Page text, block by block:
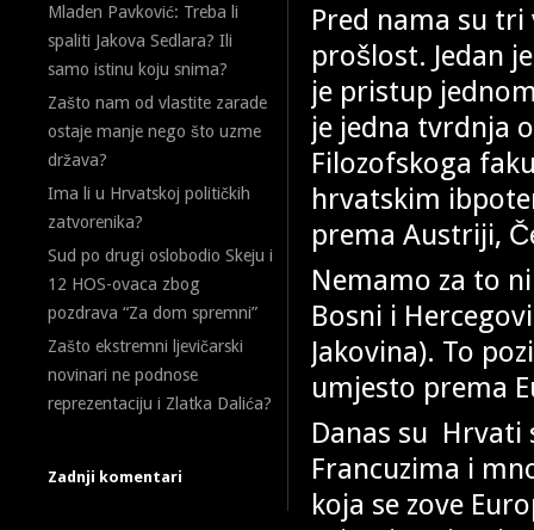
Mladen Pavković: Treba li
spaliti Jakova Sedlara? Ili
samo istinu koju snima?
Zašto nam od vlastite zarade
ostaje manje nego što uzme
država?
Ima li u Hrvatskoj političkih
zatvorenika?
Sud po drugi oslobodio Skeju i
12 HOS-ovaca zbog
pozdrava “Za dom spremni”
Zašto ekstremni ljevičarski
novinari ne podnose
reprezentaciju i Zlatka Dalića?
Zadnji komentari
Pred nama su
prošlost. Jedan
je pristup
je jedna tvrdnja
Filozofskoga
hrvatskim
prema Austriji,
Nemamo za to
Bosni i
Jakovina). To
umjesto prema
Danas su Hrvati
Francuzima i
koja se zove